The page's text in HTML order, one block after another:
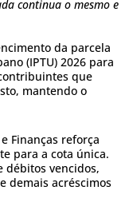
continua o mesmo e
da parcela
(IPTU) 2026 para
que
mantendo o
Finanças reforça
para a cota única.
débitos vencidos,
demais acréscimos